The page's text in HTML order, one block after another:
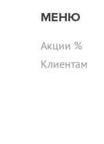
МЕНЮ
Акции %
Клиентам